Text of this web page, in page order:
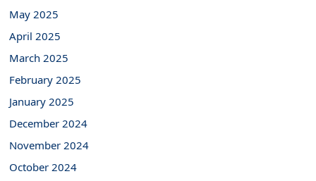
May 2025
April 2025
March 2025
February 2025
January 2025
December 2024
November 2024
October 2024